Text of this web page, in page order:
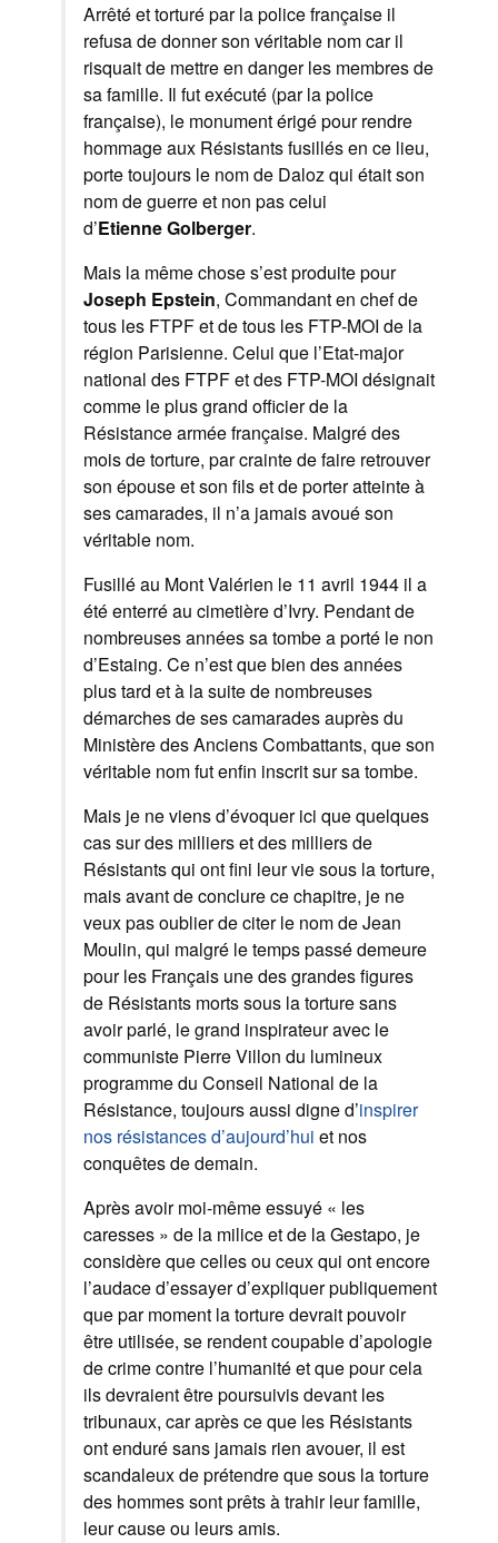
Arrêté et torturé par la police française il
refusa de donner son véritable nom car il
risquait de mettre en danger les membres de
sa famille. Il fut exécuté (par la police
française), le monument érigé pour rendre
hommage aux Résistants fusillés en ce lieu,
porte toujours le nom de Daloz qui était son
nom de guerre et non pas celui
d’Etienne Golberger.
Mais la même chose s’est produite pour
Joseph Epstein, Commandant en chef de
tous les FTPF et de tous les FTP-MOI de la
région Parisienne. Celui que l’Etat-major
national des FTPF et des FTP-MOI désignait
comme le plus grand officier de la
Résistance armée française. Malgré des
mois de torture, par crainte de faire retrouver
son épouse et son fils et de porter atteinte à
ses camarades, il n’a jamais avoué son
véritable nom.
Fusillé au Mont Valérien le 11 avril 1944 il a
été enterré au cimetière d’Ivry. Pendant de
nombreuses années sa tombe a porté le non
d’Estaing. Ce n’est que bien des années
plus tard et à la suite de nombreuses
démarches de ses camarades auprès du
Ministère des Anciens Combattants, que son
véritable nom fut enfin inscrit sur sa tombe.
Mais je ne viens d’évoquer ici que quelques
cas sur des milliers et des milliers de
Résistants qui ont fini leur vie sous la torture,
mais avant de conclure ce chapitre, je ne
veux pas oublier de citer le nom de Jean
Moulin, qui malgré le temps passé demeure
pour les Français une des grandes figures
de Résistants morts sous la torture sans
avoir parlé, le grand inspirateur avec le
communiste Pierre Villon du lumineux
programme du Conseil National de la
Résistance, toujours aussi digne d’inspirer
nos résistances d’aujourd’hui et nos
conquêtes de demain.
Après avoir moi-même essuyé « les
caresses » de la milice et de la Gestapo, je
considère que celles ou ceux qui ont encore
l’audace d’essayer d’expliquer publiquement
que par moment la torture devrait pouvoir
être utilisée, se rendent coupable d’apologie
de crime contre l’humanité et que pour cela
ils devraient être poursuivis devant les
tribunaux, car après ce que les Résistants
ont enduré sans jamais rien avouer, il est
scandaleux de prétendre que sous la torture
des hommes sont prêts à trahir leur famille,
leur cause ou leurs amis.